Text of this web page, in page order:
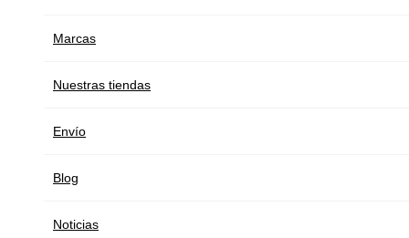
Marcas
Nuestras tiendas
Envío
Blog
Noticias